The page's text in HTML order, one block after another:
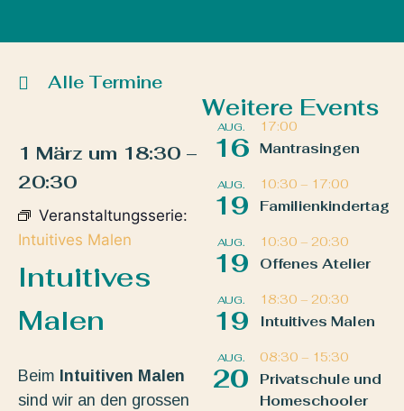
Alle Termine
1 März um 18:30 –
20:30
Veranstaltungsserie:
Intuitives Malen
Intuitives
Malen
Beim Intuitiven Malen
sind wir an den grossen
Weitere Events
AUG.
16
17:00
Mantrasingen
AUG.
19
10:30 – 17:00
Familienkindertag
AUG.
19
10:30 – 20:30
Offenes Atelier
AUG.
19
18:30 – 20:30
Intuitives Malen
AUG.
20
08:30 – 15:30
Privatschule und
Homeschooler